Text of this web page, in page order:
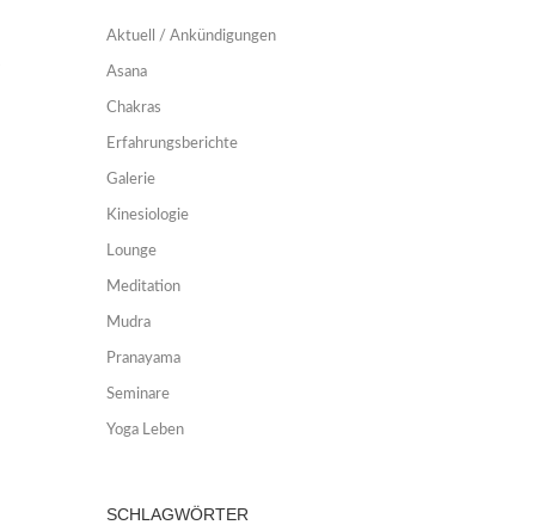
Aktuell / Ankündigungen
Asana
Chakras
Erfahrungsberichte
Galerie
Kinesiologie
Lounge
Meditation
Mudra
Pranayama
Seminare
Yoga Leben
SCHLAGWÖRTER